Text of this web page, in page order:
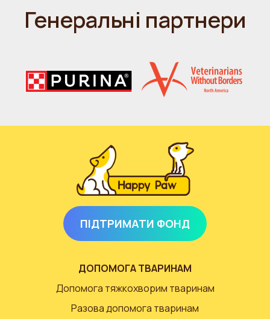
Генеральні партнери
ПІДТРИМАТИ ФОНД
ДОПОМОГА ТВАРИНАМ
Допомога тяжкохворим тваринам
Разова допомога тваринам